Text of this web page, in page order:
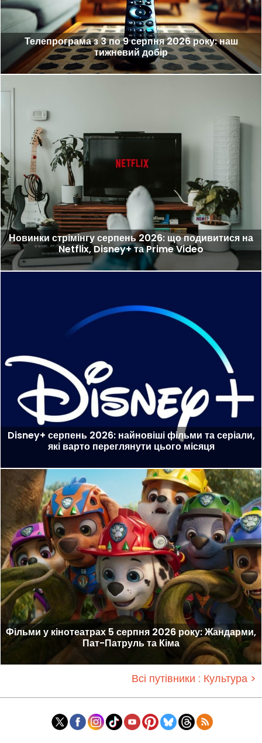
Телепрограма з 3 по 9 серпня 2026 року: наш
тижневий добір
Новинки стрімінгу серпень 2026: що подивитися на
Netflix, Disney+ та Prime Video
Disney+ серпень 2026: найновіші фільми та серіали,
які варто переглянути цього місяця
Фільми у кінотеатрах 5 серпня 2026 року: Жандарми,
Пат-Патруль та Кіма
Всі путівники : Культура >